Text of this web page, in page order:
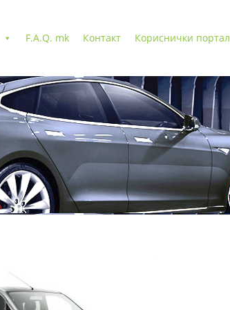
F.A.Q. mk Контакт Кориснички портал